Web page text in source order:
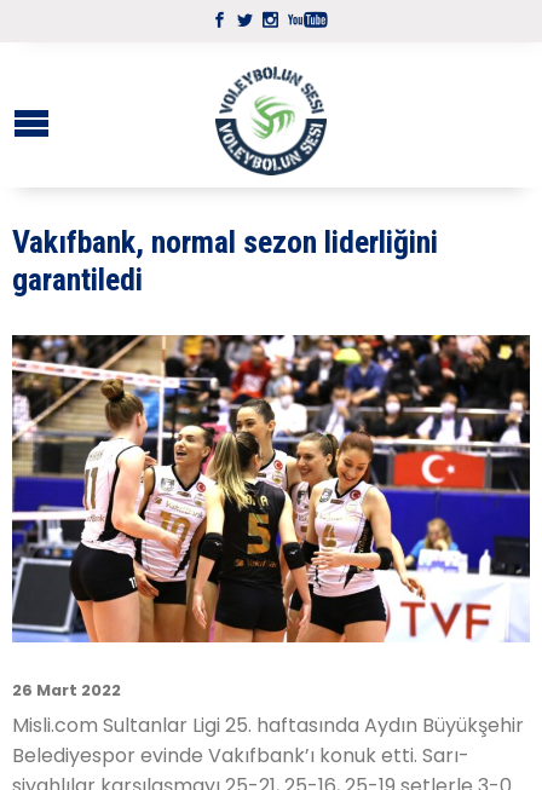
Vakıfbank, normal sezon liderliğini
garantiledi
26 Mart 2022
Misli.com Sultanlar Ligi 25. haftasında Aydın Büyükşehir
Belediyespor evinde Vakıfbank’ı konuk etti. Sarı-